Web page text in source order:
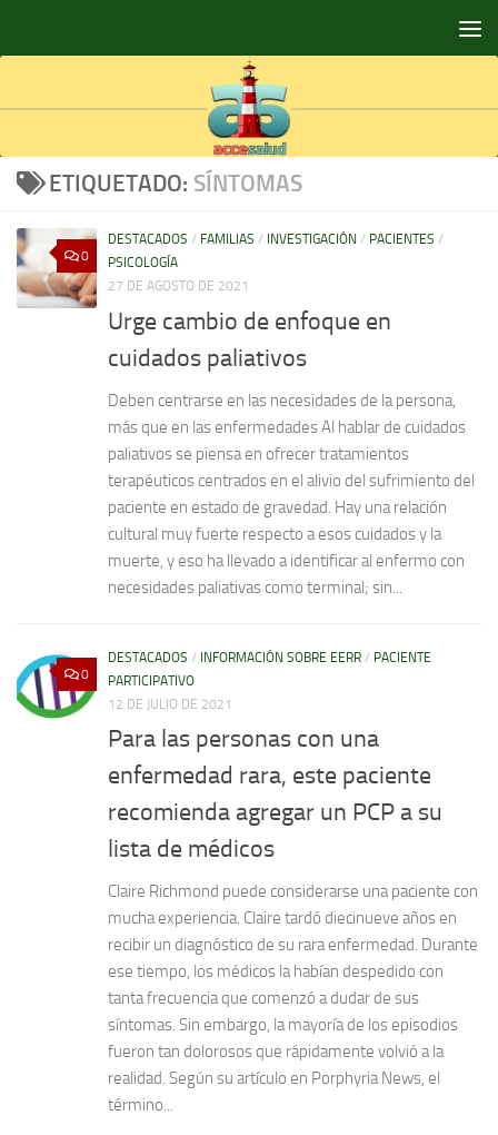
ETIQUETADO: SÍNTOMAS
0
DESTACADOS / FAMILIAS / INVESTIGACIÓN / PACIENTES /
PSICOLOGÍA
27 DE AGOSTO DE 2021
Urge cambio de enfoque en
cuidados paliativos
Deben centrarse en las necesidades de la persona,
más que en las enfermedades Al hablar de cuidados
paliativos se piensa en ofrecer tratamientos
terapéuticos centrados en el alivio del sufrimiento del
paciente en estado de gravedad. Hay una relación
cultural muy fuerte respecto a esos cuidados y la
muerte, y eso ha llevado a identificar al enfermo con
necesidades paliativas como terminal; sin...
0
DESTACADOS / INFORMACIÓN SOBRE EERR / PACIENTE
PARTICIPATIVO
12 DE JULIO DE 2021
Para las personas con una
enfermedad rara, este paciente
recomienda agregar un PCP a su
lista de médicos
Claire Richmond puede considerarse una paciente con
mucha experiencia. Claire tardó diecinueve años en
recibir un diagnóstico de su rara enfermedad. Durante
ese tiempo, los médicos la habían despedido con
tanta frecuencia que comenzó a dudar de sus
síntomas. Sin embargo, la mayoría de los episodios
fueron tan dolorosos que rápidamente volvió a la
realidad. Según su artículo en Porphyria News, el
término...